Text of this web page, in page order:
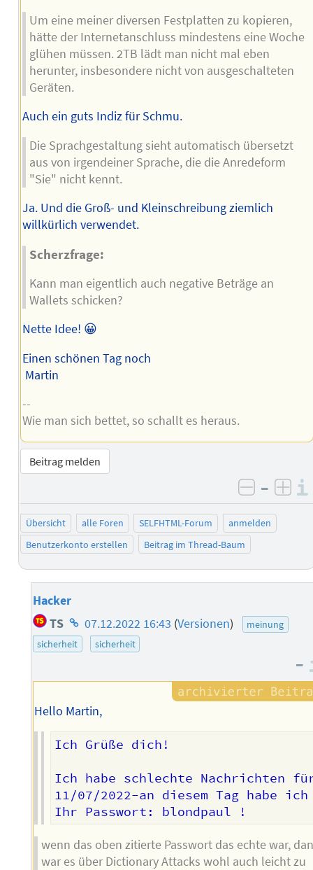
Um eine meiner diversen Festplatten zu kopieren,
hätte der Internetanschluss mindestens eine Woche
glühen müssen. 2TB lädt man nicht mal eben
herunter, insbesondere nicht von ausgeschalteten
Geräten.
Auch ein guts Indiz für Schmu.
Die Sprachgestaltung sieht automatisch übersetzt
aus von irgendeiner Sprache, die die Anredeform
"Sie" nicht kennt.
Ja. Und die Groß- und Kleinschreibung ziemlich
willkürlich verwendet.
Scherzfrage:
Kann man eigentlich auch negative Beträge an
Wallets schicken?
Nette Idee! 😀
Einen schönen Tag noch
Martin
--
Wie man sich bettet, so schallt es heraus.
Beitrag melden
negativ
–
Übersicht alle Foren SELFHTML-Forum
anmelden
Benutzerkonto erstellen
Beitrag im Thread-Baum
Hacker
TS Homepage
des
07.12.2022 16:43 (Versionen)
meinung
sicherheit
sicherheit
–
Hello Martin,
Ich Grüße dich!
Ich habe schlechte Nachrichten
11/07/2022-an diesem Tag habe
wenn das oben zitierte Passwort das echte war,
war es über Dictionary Attacks wohl auch leicht zu